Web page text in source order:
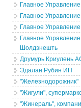
Главное
Главное
Главное
Главное
Шолдэнешть
Друмурь Криулень
Эдалан Рубин ИП
"Железнодорожник"
"Жигули",
"Жинераль",